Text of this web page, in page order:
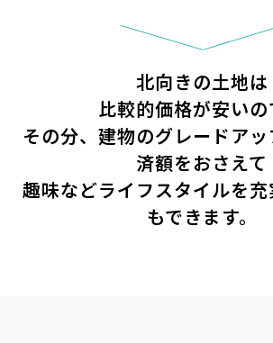
北向きの土地は
比較的価格が安いの
その分、建物のグレードア
済額をおさえて
趣味などライフスタイルを
もできます。